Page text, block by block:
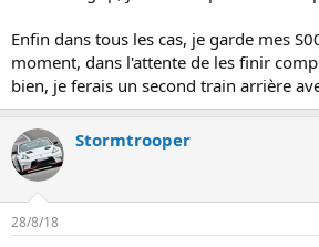
n
Enfin dans tous les cas, je garde mes
moment, dans l'attente de les finir
bien, je ferais un second train arrière
Stormtrooper
28/8/18